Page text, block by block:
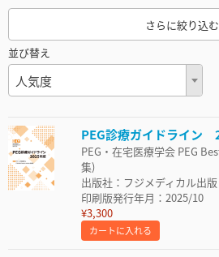
さらに絞り込む
並び替え
人気度
PEG診療ガイドライン
PEG・在宅医療学会 PEG
集)
出版社：フジメディカル出版
印刷版発行年月：2025/10
¥3,300
カートに入れる